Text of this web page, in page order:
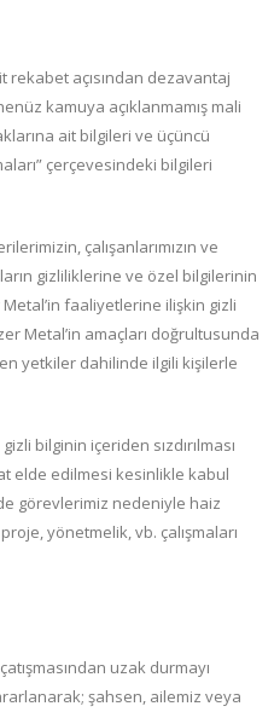
rekabet açısından dezavantaj
kamuya açıklanmamış mali
ait bilgileri ve üçüncü
çerçevesindeki bilgileri
çalışanlarımızın ve
gizliliklerine ve özel bilgilerinin
faaliyetlerine ilişkin gizli
Metal’in amaçları doğrultusunda
yetkiler dahilinde ilgili kişilerle
bilginin içeriden sızdırılması
elde edilmesi kesinlikle kabul
görevlerimiz nedeniyle haiz
yönetmelik, vb. çalışmaları
uzak durmayı
şahsen, ailemiz veya